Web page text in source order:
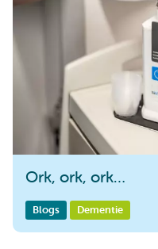
Ork, ork, ork…
Blogs Dementie